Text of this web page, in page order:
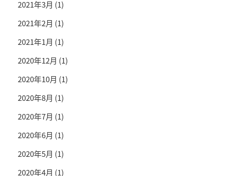
2021年3月 (1)
2021年2月 (1)
2021年1月 (1)
2020年12月 (1)
2020年10月 (1)
2020年8月 (1)
2020年7月 (1)
2020年6月 (1)
2020年5月 (1)
2020年4月 (1)